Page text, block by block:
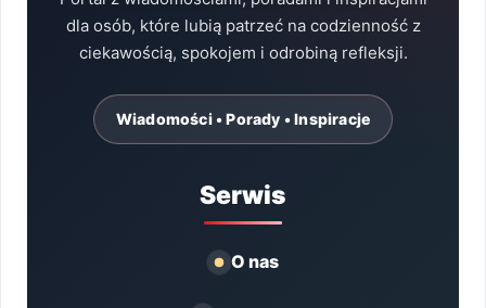
dla osób, które lubią patrzeć na codzienność z
ciekawością, spokojem i odrobiną refleksji.
Wiadomości • Porady • Inspiracje
Serwis
O nas